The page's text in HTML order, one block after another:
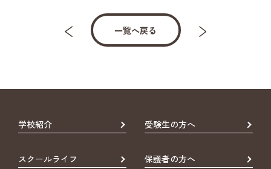
一覧へ戻る
学校紹介 受験生の方へ
スクールライフ 保護者の方へ